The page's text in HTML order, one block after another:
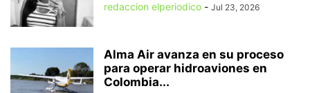
redaccion elperiodico - Jul 23, 2026
Alma Air avanza en su proceso
para operar hidroaviones en
Colombia...